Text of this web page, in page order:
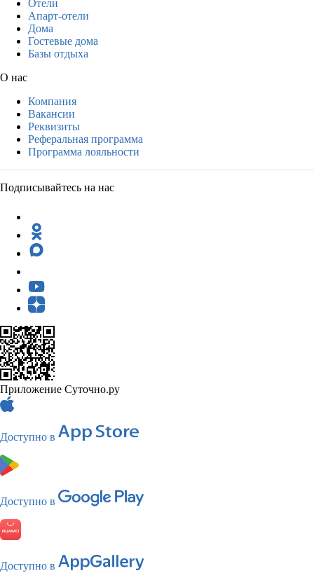
Отели
Апарт-отели
Дома
Гостевые дома
Базы отдыха
О нас
Компания
Вакансии
Реквизиты
Реферальная программа
Программа лояльности
Подписывайтесь на нас
Приложение Суточно.ру
Доступно в
Доступно в
Доступно в